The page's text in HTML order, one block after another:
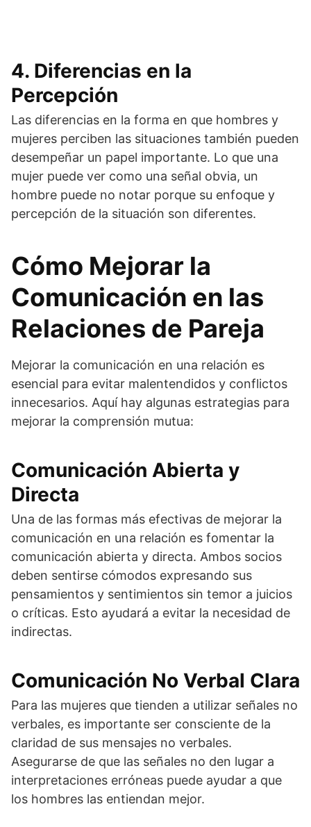
4. Diferencias en la
Percepción
Las diferencias en la forma en que hombres y
mujeres perciben las situaciones también pueden
desempeñar un papel importante. Lo que una
mujer puede ver como una señal obvia, un
hombre puede no notar porque su enfoque y
percepción de la situación son diferentes.
Cómo Mejorar la
Comunicación en las
Relaciones de Pareja
Mejorar la comunicación en una relación es
esencial para evitar malentendidos y conflictos
innecesarios. Aquí hay algunas estrategias para
mejorar la comprensión mutua:
Comunicación Abierta y
Directa
Una de las formas más efectivas de mejorar la
comunicación en una relación es fomentar la
comunicación abierta y directa. Ambos socios
deben sentirse cómodos expresando sus
pensamientos y sentimientos sin temor a juicios
o críticas. Esto ayudará a evitar la necesidad de
indirectas.
Comunicación No Verbal Clara
Para las mujeres que tienden a utilizar señales no
verbales, es importante ser consciente de la
claridad de sus mensajes no verbales.
Asegurarse de que las señales no den lugar a
interpretaciones erróneas puede ayudar a que
los hombres las entiendan mejor.